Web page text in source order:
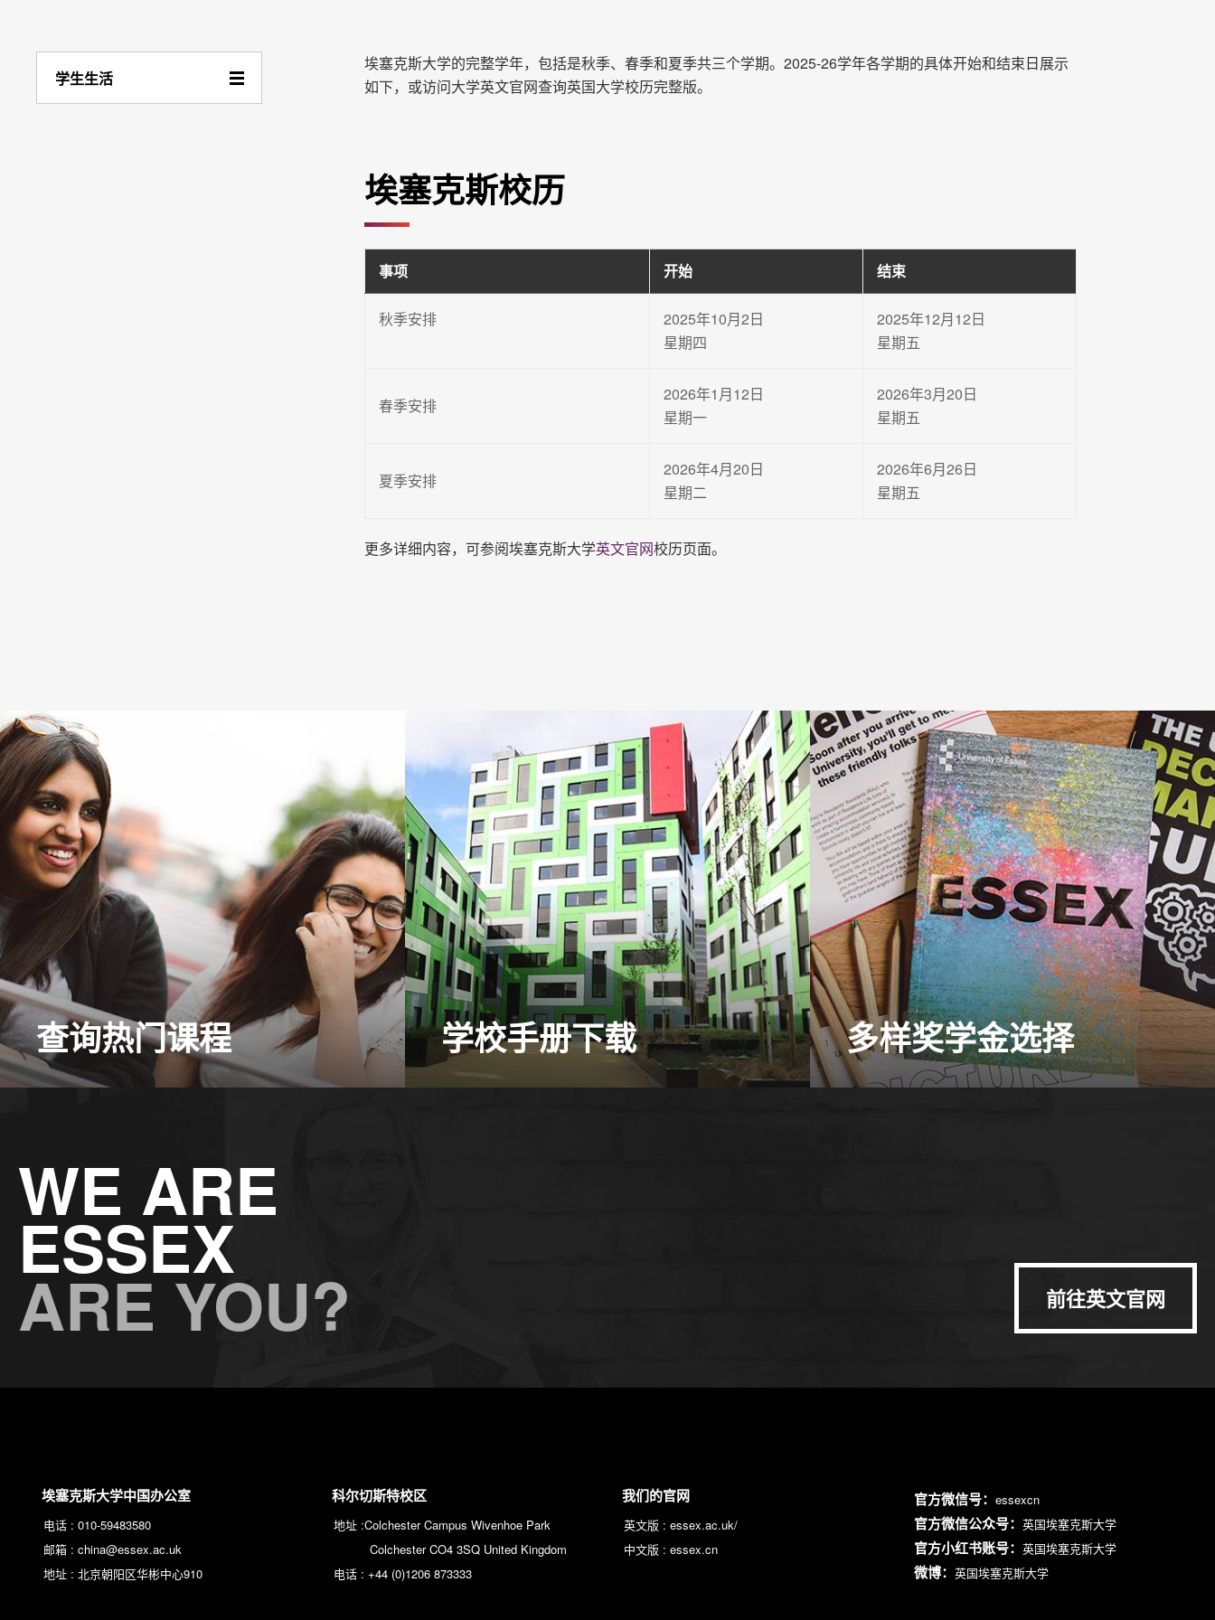
学生生活
埃塞克斯大学的完整学年，包括是秋季、春季和夏季共三个学期。2025-26学年各学期的具体开始和结束日展示
如下，或访问大学英文官网查询英国大学校历完整版。
埃塞克斯校历
（左右拖动表格，查看完整内容）
事项 开始 结束
秋季安排
2025年10月2日
星期四
2025年12月12日
星期五
春季安排
2026年1月12日
星期一
2026年3月20日
星期五
夏季安排
2026年4月20日
星期二
2026年6月26日
星期五
更多详细内容，可参阅埃塞克斯大学英文官网校历页面。
查询热门课程 学校手册下载 多样奖学金选择
WE ARE
ESSEX
ARE YOU? 前往英文官网
埃塞克斯大学中国办公室
电话 : 010-59483580
邮箱 : china@essex.ac.uk
地址 : 北京朝阳区华彬中心910
科尔切斯特校区
地址 :Colchester Campus Wivenhoe Park
Colchester CO4 3SQ United Kingdom
电话 : +44 (0)1206 873333
我们的官网
英文版 : essex.ac.uk/
中文版 : essex.cn
官方微信号： essexcn
官方微信公众号： 英国埃塞克斯大学
官方小红书账号： 英国埃塞克斯大学
微博： 英国埃塞克斯大学